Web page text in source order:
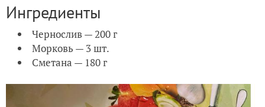
Ингредиенты
Чернослив — 200 г
Морковь — 3 шт.
Сметана — 180 г